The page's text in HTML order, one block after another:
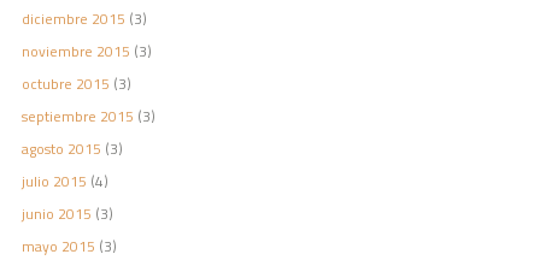
diciembre 2015 (3)
noviembre 2015 (3)
octubre 2015 (3)
septiembre 2015 (3)
agosto 2015 (3)
julio 2015 (4)
junio 2015 (3)
mayo 2015 (3)